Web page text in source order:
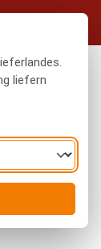
liefern